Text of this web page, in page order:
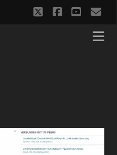
twitterfacebook